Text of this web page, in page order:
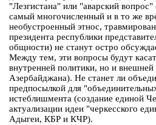
"Лезгистана" или "аварский
самый многочисленный и в то же
необустроенный этнос,
президента республики
общности) не станут остро
Между тем, эти вопросы будут
внутренней политики, но и
Азербайджана). Не станет ли
предпосылкой для
истеблишмента (создание единой
актуализации идеи "черкесского
Адыгеи, КБР и КЧР).